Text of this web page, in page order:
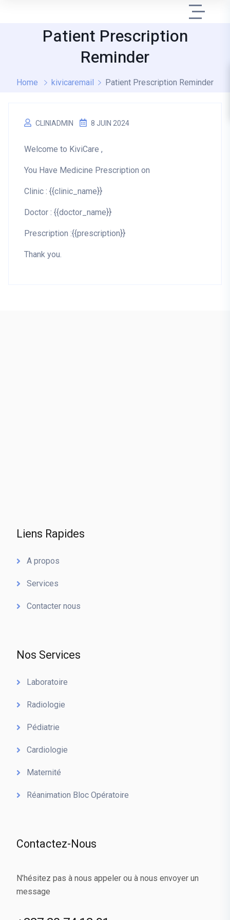
Patient Prescription
Reminder
Home kivicaremail Patient Prescription Reminder
CLINIADMIN 8 JUIN 2024
Welcome to KiviCare ,
You Have Medicine Prescription on
Clinic : {{clinic_name}}
Doctor : {{doctor_name}}
Prescription :{{prescription}}
Thank you.
Liens Rapides
A propos
Services
Contacter nous
Nos Services
Laboratoire
Radiologie
Pédiatrie
Cardiologie
Maternité
Réanimation Bloc Opératoire
Contactez-Nous
N’hésitez pas à nous appeler ou à nous envoyer un
message